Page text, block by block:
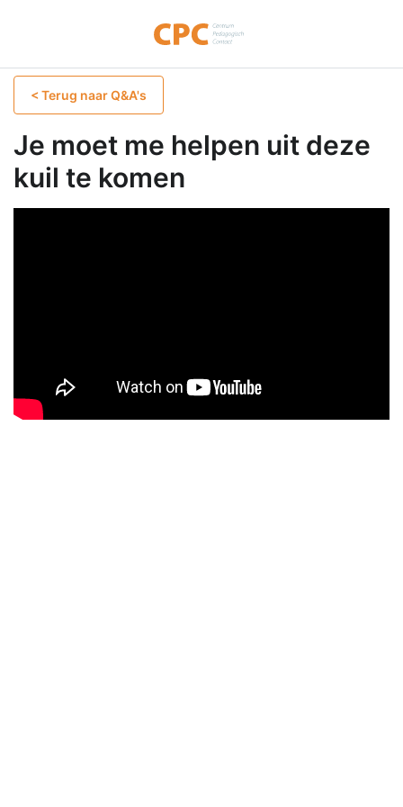
< Terug naar Q&A's
Je moet me helpen uit deze
kuil te komen